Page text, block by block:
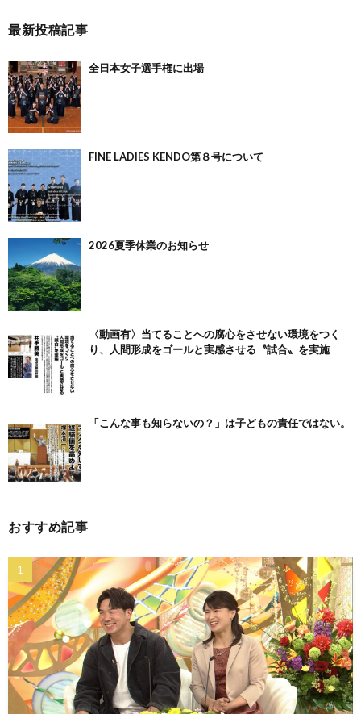
最新投稿記事
全日本女子選手権に出場
FINE LADIES KENDO第８号について
2026夏季休業のお知らせ
〈動画有〉当てることへの腐心をさせない環境をつく
り、人間形成をゴールと実感させる〝試合〟を実施
「こんな事も知らないの？」は子どもの責任ではない。
おすすめ記事